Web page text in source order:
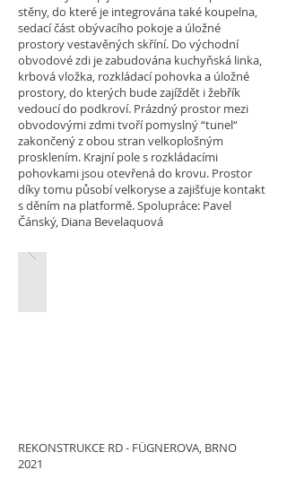
stěny, do které je integrována také koupelna,
sedací část obývacího pokoje a úložné
prostory vestavěných skříní. Do východní
obvodové zdi je zabudována kuchyňská linka,
krbová vložka, rozkládací pohovka a úložné
prostory, do kterých bude zajíždět i žebřík
vedoucí do podkroví. Prázdný prostor mezi
obvodovými zdmi tvoří pomyslný “tunel“
zakončený z obou stran velkoplošným
prosklením. Krajní pole s rozkládacími
pohovkami jsou otevřená do krovu. Prostor
díky tomu působí velkoryse a zajišťuje kontakt
s děním na platformě. Spolupráce: Pavel
Čánský, Diana Bevelaquová
REKONSTRUKCE RD - FÜGNEROVA, BRNO
2021